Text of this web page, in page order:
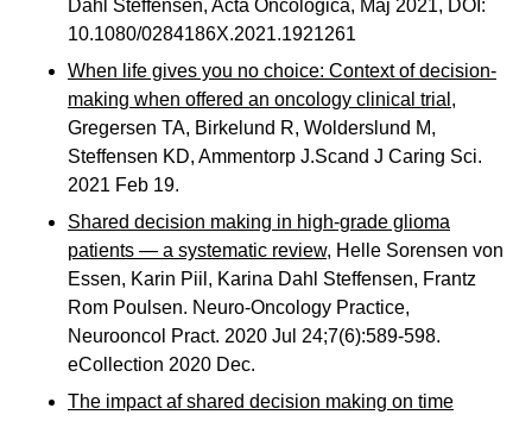
Dahl Steffensen, Acta Oncologica, Maj 2021, DOI:
10.1080/0284186X.2021.1921261
When life gives you no choice: Context of decision-
making when offered an oncology clinical trial ,
Gregersen TA, Birkelund R, Wolderslund M,
Steffensen KD, Ammentorp J.Scand J Caring Sci.
2021 Feb 19.
Shared decision making in high-grade glioma
patients — a systematic review, Helle Sorensen von
Essen, Karin Piil, Karina Dahl Steffensen, Frantz
Rom Poulsen. Neuro-Oncology Practice,
Neurooncol Pract. 2020 Jul 24;7(6):589-598.
eCollection 2020 Dec.
The impact af shared decision making on time